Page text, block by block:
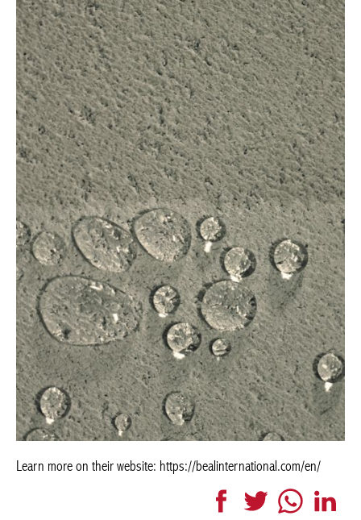
Learn more on their website: https://bealinternational.com/en/
FacebookTwitter WhatsApp